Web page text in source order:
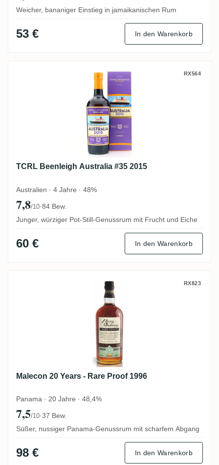
Weicher, bananiger Einstieg in jamaikanischen Rum
53 € In den Warenkorb
TCRL Beenleigh Australia #35 2015 RX564
TCRL Beenleigh Australia #35 2015
Australien · 4 Jahre · 48%
7,8/10·84 Bew.
Junger, würziger Pot-Still-Genussrum mit Frucht und Eiche
60 € In den Warenkorb
Malecon 20 Years - Rare Proof 1996RX823
Malecon 20 Years - Rare Proof 1996
Panama · 20 Jahre · 48,4%
7,5/10·37 Bew.
Süßer, nussiger Panama-Genussrum mit scharfem Abgang
98 € In den Warenkorb